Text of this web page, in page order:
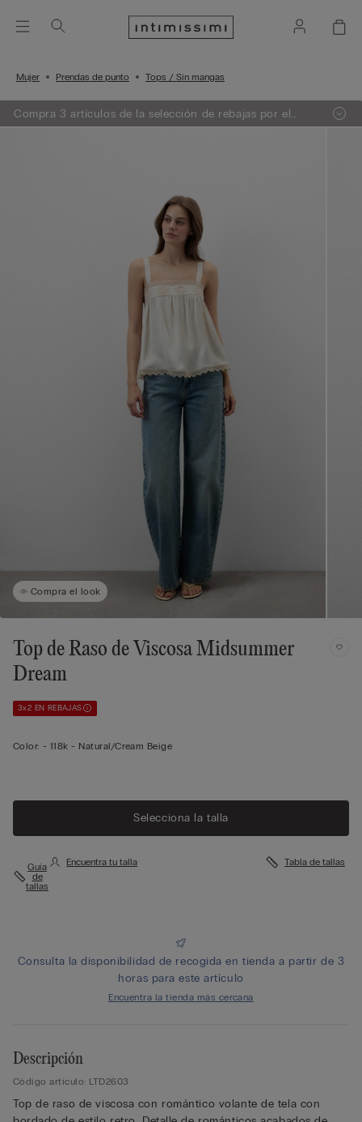
Mujer Prendas de punto Tops / Sin mangas
Compra 3 artículos de la selección de rebajas por el
precio de 2. El descuento se aplicará automáticamente
Compra el look
Top de Raso de Viscosa Midsummer
Dream
3x2 EN REBAJAS
Color: - 118k - Natural/cream Beige
Selecciona la talla
Guía
de
tallas
Encuentra tu talla Tabla de tallas
Consulta la disponibilidad de recogida en tienda a partir de 3
horas para este artículo
Encuentra la tienda más cercana
Descripción
Código artículo: LTD2603
Top de raso de viscosa con romántico volante de tela con